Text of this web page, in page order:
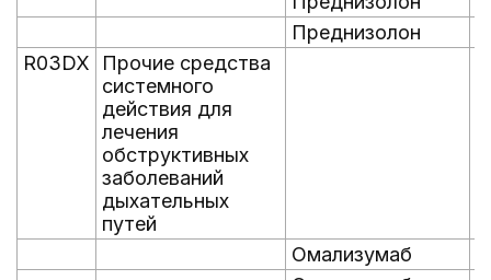
Преднизолон
R03DX
Прочие средства
системного
действия для
лечения
обструктивных
заболеваний
дыхательных
путей
Омализумаб